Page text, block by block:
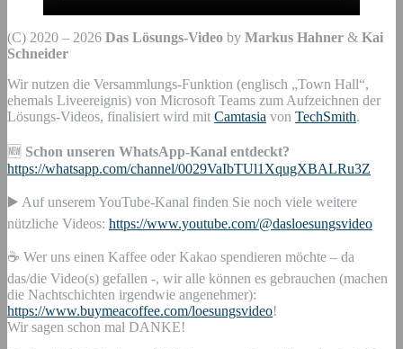
(C) 2020 – 2026 Das Lösungs-Video by Markus Hahner & Kai
Schneider
Wir nutzen die Versammlungs-Funktion (englisch „Town Hall“,
ehemals Liveereignis) von Microsoft Teams zum Aufzeichnen der
Lösungs-Videos, finalisiert wird mit Camtasia von TechSmith.
🆕 Schon unseren WhatsApp-Kanal entdeckt?
https://whatsapp.com/channel/0029VaIbTUl1XqugXBALRu3Z
▶️ Auf unserem YouTube-Kanal finden Sie noch viele weitere
nützliche Videos: https://www.youtube.com/@dasloesungsvideo
☕ Wer uns einen Kaffee oder Kakao spendieren möchte – da
das/die Video(s) gefallen -, wir alle können es gebrauchen (machen
die Nachtschichten irgendwie angenehmer):
https://www.buymeacoffee.com/loesungsvideo!
Wir sagen schon mal DANKE!